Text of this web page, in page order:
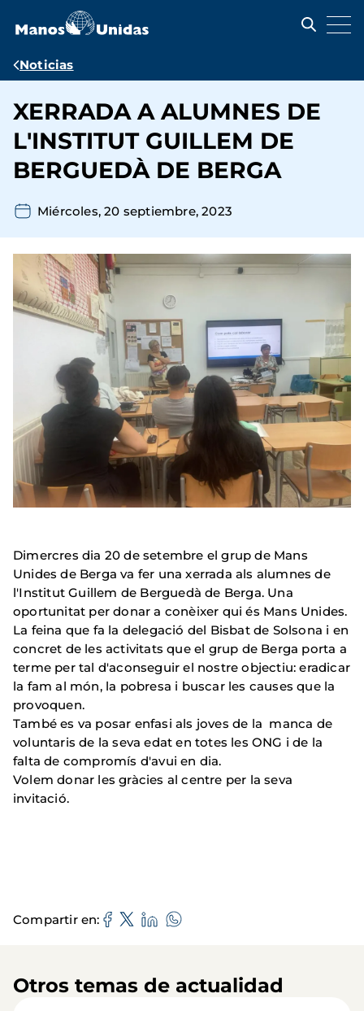
contenido
Ruta
navegación
Noticias
XERRADA A ALUMNES DE
L'INSTITUT GUILLEM DE
BERGUEDÀ DE BERGA
Miércoles, 20 septiembre, 2023
Dimercres dia 20 de setembre el grup de Mans
Unides de Berga va fer una xerrada als alumnes de
l'Institut Guillem de Berguedà de Berga. Una
oportunitat per donar a conèixer qui és Mans Unides.
La feina que fa la delegació del Bisbat de Solsona i en
concret de les activitats que el grup de Berga porta a
terme per tal d'aconseguir el nostre objectiu: eradicar
la fam al món, la pobresa i buscar les causes que la
provoquen.
També es va posar enfasi als joves de la manca de
voluntaris de la seva edat en totes les ONG i de la
falta de compromís d'avui en dia.
Volem donar les gràcies al centre per la seva
invitació.
Compartir en
Otros temas de actualidad